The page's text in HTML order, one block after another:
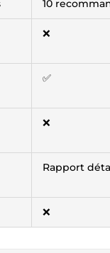
10
❌
✅
❌
Rapport
❌